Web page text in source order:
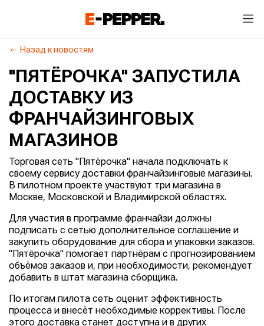
Назад к новостям
"ПЯТЁРОЧКА" ЗАПУСТИЛА
ДОСТАВКУ ИЗ
ФРАНЧАЙЗИНГОВЫХ
МАГАЗИНОВ
Торговая сеть "Пятёрочка" начала подключать к
своему сервису доставки франчайзинговые магазины.
В пилотном проекте участвуют три магазина в
Москве, Московской и Владимирской областях.
Для участия в программе франчайзи должны
подписать с сетью дополнительное соглашение и
закупить оборудование для сбора и упаковки заказов.
"Пятёрочка" помогает партнёрам с прогнозированием
объёмов заказов и, при необходимости, рекомендует
добавить в штат магазина сборщика.
По итогам пилота сеть оценит эффективность
процесса и внесёт необходимые коррективы. После
этого доставка станет доступна и в других